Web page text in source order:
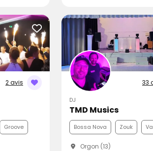
2 avis
Groove
33
DJ
TMD Musics
Bossa Nova Zouk
Orgon (13)